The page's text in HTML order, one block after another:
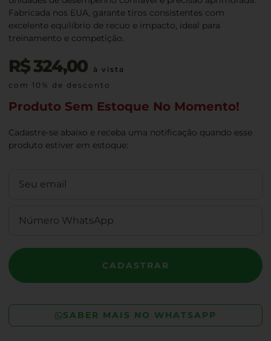
Fabricada nos EUA, garante tiros consistentes com
excelente equilíbrio de recuo e impacto, ideal para
treinamento e competição.
R$324,00
à vista
com 10% de desconto
Produto Sem Estoque No Momento!
Cadastre-se abaixo e receba uma notificação quando esse
produto estiver em estoque:
CADASTRAR
SABER MAIS NO WHATSAPP